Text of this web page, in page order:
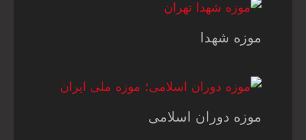
موزه شهدا
موزه دوران اسلامی